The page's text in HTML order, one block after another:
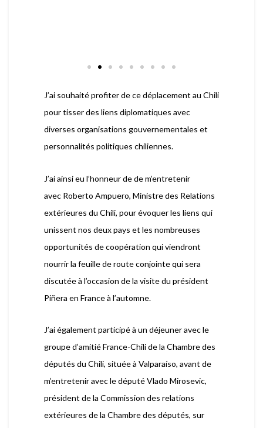
J’ai souhaité profiter de ce déplacement au Chili
pour tisser des liens diplomatiques avec
diverses organisations gouvernementales et
personnalités politiques chiliennes.
J’ai ainsi eu l’honneur de de m’entretenir
avec Roberto Ampuero, Ministre des Relations
extérieures du Chili, pour évoquer les liens qui
unissent nos deux pays et les nombreuses
opportunités de coopération qui viendront
nourrir la feuille de route conjointe qui sera
discutée à l’occasion de la visite du président
Piñera en France à l’automne.
J’ai également participé à un déjeuner avec le
groupe d’amitié France-Chili de la Chambre des
députés du Chili, située à Valparaíso, avant de
m’entretenir avec le député Vlado Mirosevic,
président de la Commission des relations
extérieures de la Chambre des députés, sur